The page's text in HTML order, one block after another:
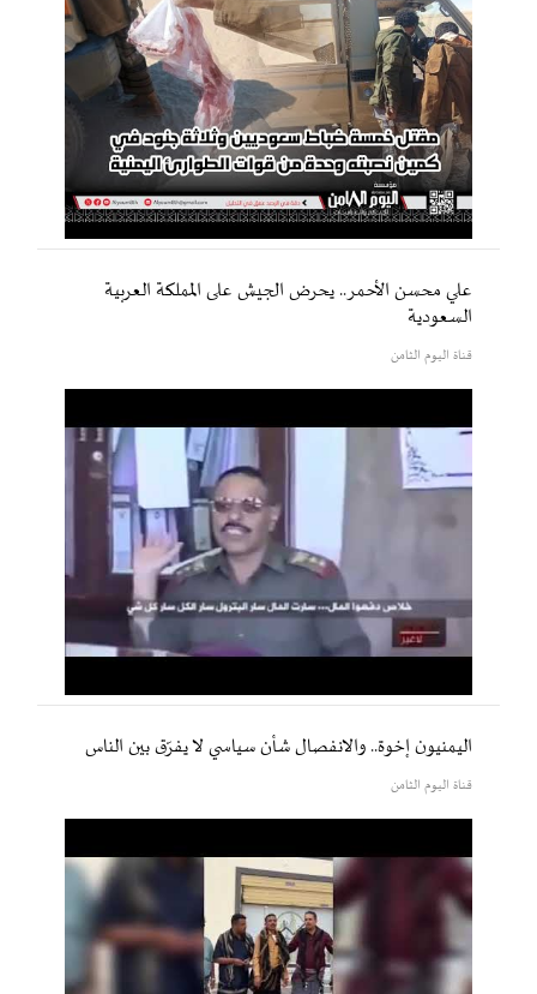
علي محسن الأحمر.. يحرض الجيش على المملكة العربية
السعودية
قناة اليوم الثامن
اليمنيون إخوة.. والانفصال شأن سياسي لا يفرّق بين الناس
قناة اليوم الثامن